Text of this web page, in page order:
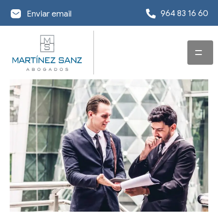
Enviar email 964 83 16 60
SERVICIOS
ABOGADO EN
DERECHO
CONCURSAL
REESTRUCTURACIÓN
DE DEUDA
ABOGADO EN
DERECHO
MERCANTIL Y
EQUIPO
OFICINAS
DESPACHO
ABOGADOS EN
CASTELLÓN
ACTUALIDAD
INFORMACIÓN DE
INTERÉS